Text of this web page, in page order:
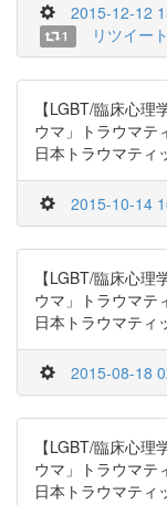
2015-12-12
1 リツイー
【LGBT/臨床心
ウマ」トラウマテ
日本トラウマティ
2015-10-14
【LGBT/臨床心
ウマ」トラウマテ
日本トラウマティ
2015-08-18
【LGBT/臨床心
ウマ」トラウマテ
日本トラウマティ